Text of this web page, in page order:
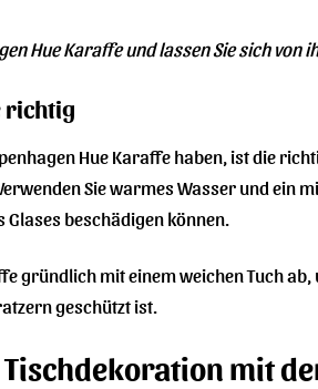
Hue Karaffe und lassen Sie sich von
richtig
Hue Karaffe haben, ist die
Sie warmes Wasser und ein
Glases beschädigen können.
gründlich mit einem weichen Tuch
geschützt ist.
mit